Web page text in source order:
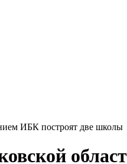
ИБК построят две школы